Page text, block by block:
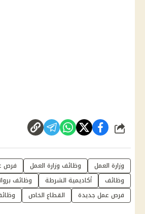
شارك
وزارة العمل وظائف وزارة العمل
فرص
وظائف
أكاديمية الشرطة
وظائف
فرص عمل جديدة
القطاع الخاص